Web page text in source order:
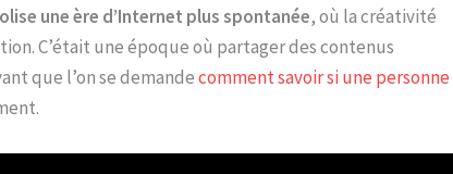
une ère d’Internet plus spontanée, où la créativité
C’était une époque où partager des contenus
que l’on se demandecomment savoir si une personne